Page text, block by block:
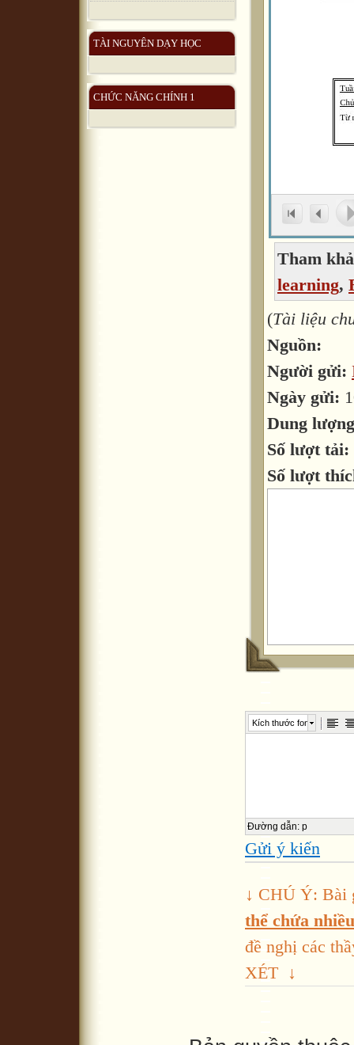
TÀI NGUYÊN DẠY HỌC
CHỨC NĂNG CHÍNH 1
Tham
learning,
(Tài liệu
Nguồn:
Người gửi:
Ngày gửi:
Dung
Số lượt tải:
Số lượt
10
Kích thước font
Đường dẫn: p
Gửi ý kiến
↓ CHÚ Ý: Bài
thể chứa
đề nghị các
XÉT ↓